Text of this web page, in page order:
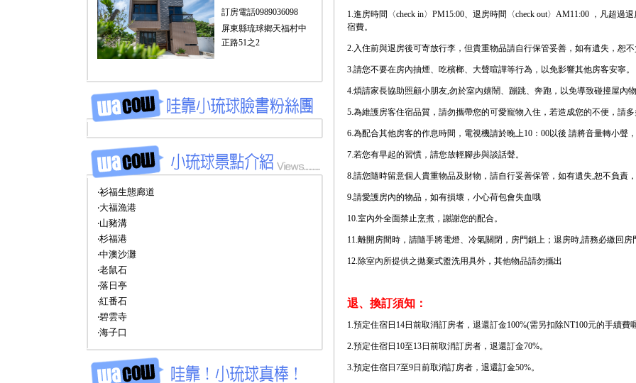
訂房電話0989036098
屏東縣琉球鄉天福村中
正路51之2
‧衫福生態廊道
‧大福漁港
‧山豬溝
‧杉福港
‧中澳沙灘
‧老鼠石
‧落日亭
‧紅番石
‧碧雲寺
‧海子口
1.進房時間〈check in〉PM15:00、退房時間〈check out〉AM11:00 ，凡超
宿費。
2.入住前與退房後可寄放行李，但貴重物品請自行保管妥善，如有遺失，恕
3.請您不要在房內抽煙、吃檳榔、大聲喧譁等行為，以免影響其他房客安寧。
4.煩請家長協助照顧小朋友,勿於室內嬉鬧、蹦跳、奔跑，以免導致碰撞屋內
5.為維護房客住宿品質，請勿攜帶您的可愛寵物入住，若造成您的不便，請
6.為配合其他房客的作息時間，電視機請於晚上10：00以後 請將音量轉小聲
7.若您有早起的習慣，請您放輕腳步與談話聲。
8.請您隨時留意個人貴重物品及財物，請自行妥善保管，如有遺失,恕不負責
9.請愛護房內的物品，如有損壞，小心荷包會失血哦
10.室內外全面禁止烹煮，謝謝您的配合。
11.離開房間時，請隨手將電燈、冷氣關閉，房門鎖上；退房時,請務必繳回
12.除室內所提供之拋棄式盥洗用具外，其他物品請勿攜出
退、換訂須知：
1.預定住宿日14日前取消訂房者，退還訂金100%(需另扣除NT100元的手續費
2.預定住宿日10至13日前取消訂房者，退還訂金70%。
3.預定住宿日7至9日前取消訂房者，退還訂金50%。